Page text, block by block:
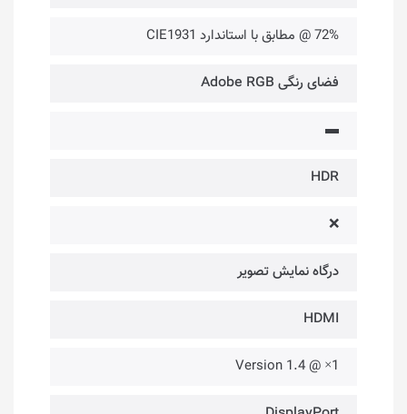
72% @ مطابق با استاندارد CIE1931
فضای رنگی Adobe RGB
▬
HDR
❌
درگاه‌ نمایش تصویر
HDMI
1× @ Version 1.4